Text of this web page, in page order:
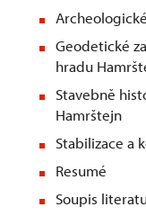
Geodetické
hradu
Stavebně
Hamrštejn
Stabilizace a
Resumé
Soupis